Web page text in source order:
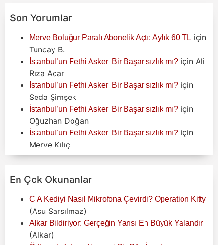
Son Yorumlar
Merve Boluğur Paralı Abonelik Açtı: Aylık 60 TL için
Tuncay B.
İstanbul’un Fethi Askeri Bir Başarısızlık mı? için Ali
Rıza Acar
İstanbul’un Fethi Askeri Bir Başarısızlık mı? için
Seda Şimşek
İstanbul’un Fethi Askeri Bir Başarısızlık mı? için
Oğuzhan Doğan
İstanbul’un Fethi Askeri Bir Başarısızlık mı? için
Merve Kılıç
En Çok Okunanlar
CIA Kediyi Nasıl Mikrofona Çevirdi? Operation Kitty
(Asu Sarsılmaz)
Alkar Bildiriyor: Gerçeğin Yarısı En Büyük Yalandır
(Alkar)